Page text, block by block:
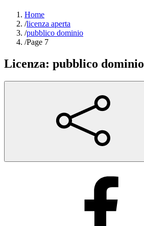
Home
/licenza aperta
/pubblico dominio
/Page 7
Licenza: pubblico dominio